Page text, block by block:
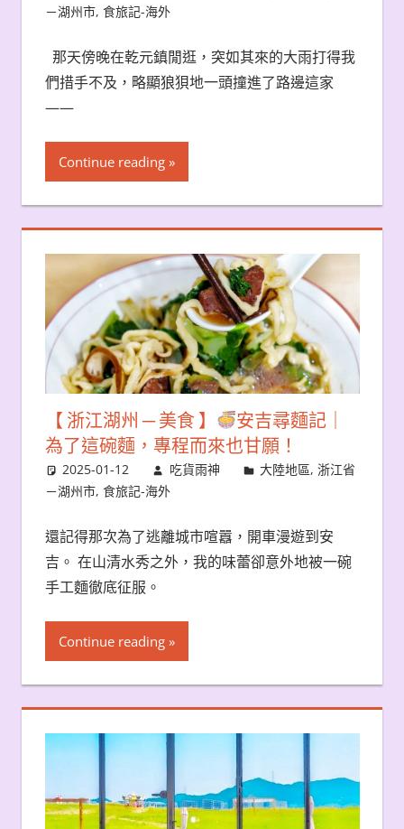
－湖州市, 食旅記-海外
那天傍晚在乾元鎮閒逛，突如其來的大雨打得我
們措手不及，略顯狼狽地一頭撞進了路邊這家
——
Continue reading
【 浙江湖州 ─ 美食 】
安吉尋麵記｜
為了這碗麵，專程而來也甘願！
2025-01-12 吃貨雨神 大陸地區,浙江省
－湖州市, 食旅記-海外
還記得那次為了逃離城市喧囂，開車漫遊到安
吉。 在山清水秀之外，我的味蕾卻意外地被一碗
手工麵徹底征服。
Continue reading